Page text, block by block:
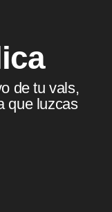
de tu vals,
que luzcas